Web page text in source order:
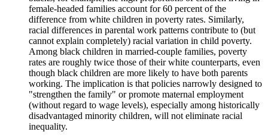
female-headed families account for 60 percent of the
difference from white children in poverty rates. Similarly,
racial differences in parental work patterns contribute to (but
cannot explain completely) racial variation in child poverty.
Among black children in married-couple families, poverty
rates are roughly twice those of their white counterparts, even
though black children are more likely to have both parents
working. The implication is that policies narrowly designed to
"strengthen the family" or promote maternal employment
(without regard to wage levels), especially among historically
disadvantaged minority children, will not eliminate racial
inequality.